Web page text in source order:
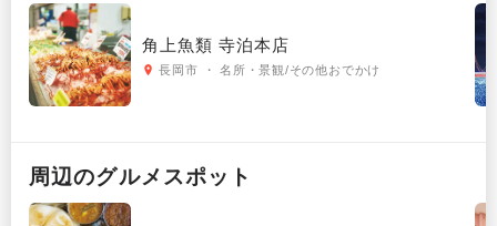
角上魚類 寺泊本店
長岡市 ・ 名所・景観/その他おでかけ
周辺のグルメ スポット